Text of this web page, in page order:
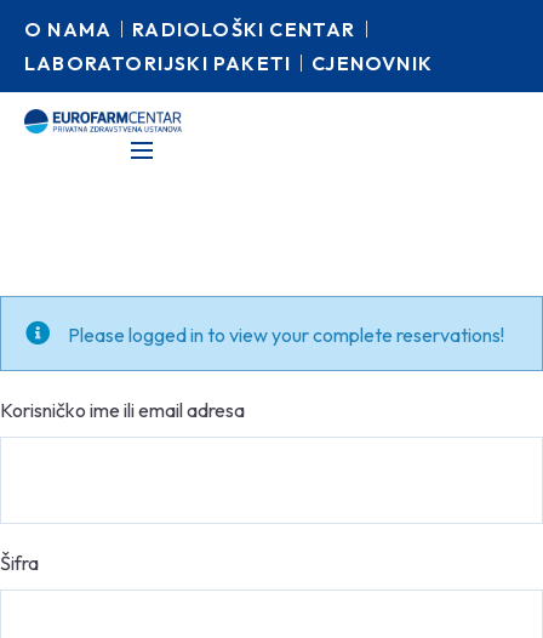
O NAMA
RADIOLOŠKI CENTAR
LABORATORIJSKI PAKETI
CJENOVNIK
Please logged in to view your complete reservations!
Korisničko ime ili email adresa
Šifra